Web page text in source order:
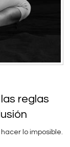
reglas
lo imposible.